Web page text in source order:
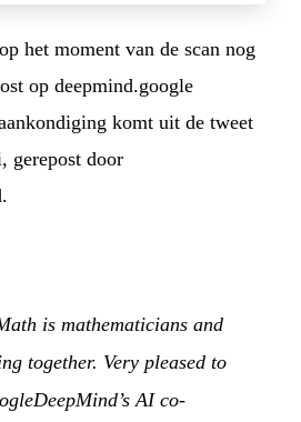
het moment van de scan nog
op deepmind.google
komt uit de tweet
gerepost door
is mathematicians and
together. Very pleased to
AI co-